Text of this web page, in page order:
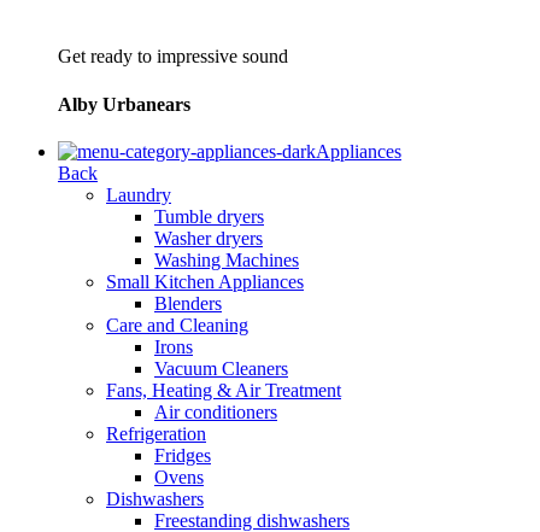
Get ready to impressive sound
Alby Urbanears
Appliances
Back
Laundry
Tumble dryers
Washer dryers
Washing Machines
Small Kitchen Appliances
Blenders
Care and Cleaning
Irons
Vacuum Cleaners
Fans, Heating & Air Treatment
Air conditioners
Refrigeration
Fridges
Ovens
Dishwashers
Freestanding dishwashers